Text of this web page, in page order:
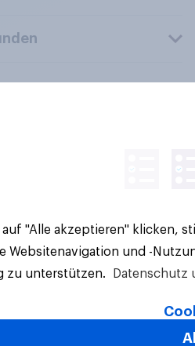
Alle Rechte vorbehalten.
auf "Alle akzeptieren" klicken,
Websitenavigation und -
zu unterstützen.
Datenschutz